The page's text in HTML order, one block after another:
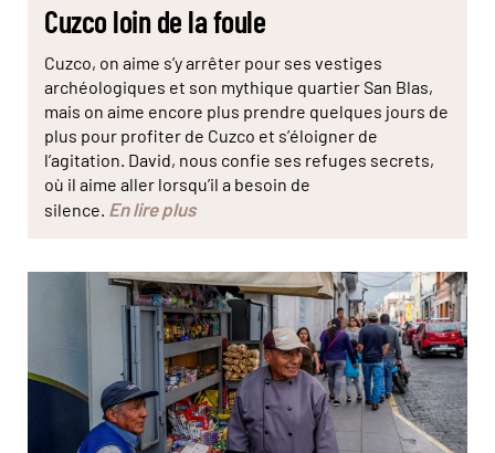
Cuzco loin de la foule
Cuzco, on aime s’y arrêter pour ses vestiges
archéologiques et son mythique quartier San Blas,
mais on aime encore plus prendre quelques jours de
plus pour profiter de Cuzco et s’éloigner de
l’agitation. David, nous confie ses refuges secrets,
où il aime aller lorsqu’il a besoin de
silence. En lire plus
© Jeoffrey Guillemard/Haytham-Réa